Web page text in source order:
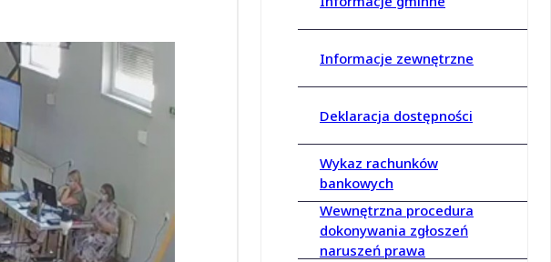
Informacje zewnętrzne
Deklaracja dostępności
Wykaz rachunków
bankowych
Wewnętrzna procedura
dokonywania zgłoszeń
naruszeń prawa